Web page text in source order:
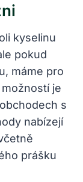
kyselinu
pokud
máme pro
je
s
nabízejí
prášku